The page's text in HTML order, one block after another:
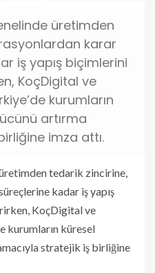
üretimden
karar
iş yapış biçimlerini
KoçDigital ve
kurumların
artırma
imza attı.
tedarik zincirine,
kadar iş yapış
KoçDigital ve
kurumların küresel
stratejik iş birliğine